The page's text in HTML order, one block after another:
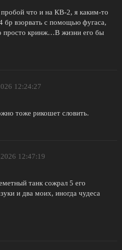
что и на КВ-2, я каким-то
бр взорвать с помощью фугаса,
просто кринж…В жизни его бы
12:24:27
тоже рикошет словить.
12:47:19
танк сожрал 5 его
и два моих, иногда чудеса